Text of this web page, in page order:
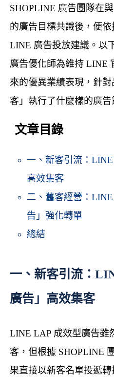
SHOPLINE 廣告團隊在
的廣告目標共識後，便
LINE 廣告投放建議。以
廣告優化師為維持 LINE
來的優異業績表現，針
客」執行了什麼樣的廣告
文章目錄
一、新客引流：LINE
高效集客
二、舊客經營：
告」強化轉單
總結
一、新客引流：
廣告」高效集客
LINE LAP 成效型廣告雖
客，但根據 SHOPLINE
果直接以新客名單投遞